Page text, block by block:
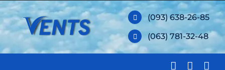
Skip
to
content
(093) 638-26-85
(063) 781-32-48